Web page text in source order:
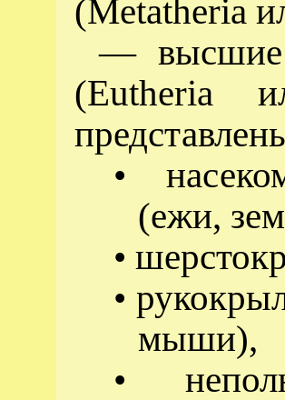
(Metatheria
— высшие
(Eutheria
•
(ежи,
•
•
мыши),
•